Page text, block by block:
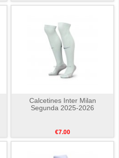
Calcetines Inter Milan
Segunda 2025-2026
€7.00